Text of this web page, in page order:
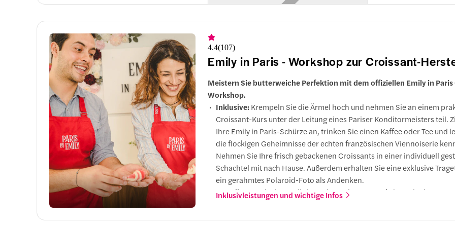
4. La Maison Rose
5. Vigne du Clos Montmartre, Paris
6. Basilika Sacre-Coeur
Teil der Route
Place du Tertre
4.4(107)
Emily in Paris - Workshop zur Croissant-
Meistern Sie butterweiche Perfektion mit dem offiziellen Emily in Paris
Workshop.
Inklusive: Krempeln Sie die Ärmel hoch und nehmen Sie an einem
Croissant-Kurs unter der Leitung eines Pariser Konditormeisters teil.
Ihre Emily in Paris-Schürze an, trinken Sie einen Kaffee oder Tee und
die flockigen Geheimnisse der echten französischen Viennoiserie
Nehmen Sie Ihre frisch gebackenen Croissants in einer individuell
Schachtel mit nach Hause. Außerdem erhalten Sie eine exklusive
ein gerahmtes Polaroid-Foto als Andenken.
Vorteile:Der einzige Emily in Paris-Croissant-Workshop, der in
Inklusivleistungen und wichtige Infos